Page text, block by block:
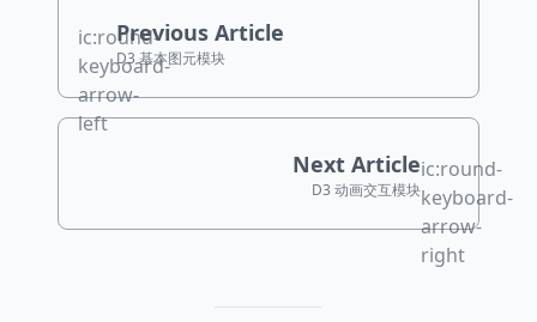
ic:round-
keyboard-
arrow-
left
Previous Article
D3 基本图元模块
Next Article
D3 动画交互模块
ic:round-
keyboard-
arrow-
right